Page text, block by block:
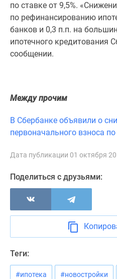
карте
Ипотечный
калькулятор
Семейная
ипотека
программы
Новости
недвижимости
эксперта
Аналитика
Покупателю
новостроек
Эксперты
авторы
по ставке от 9,5%.
по рефинансированию
банков и 0,3 п.п. на
ипотечного кредитования
сообщении.
Между прочим
В Сбербанке объявили о
первоначального взноса
Дата публикации 01 октября
Поделиться с друзьями:
Теги:
#ипотека #новостройки